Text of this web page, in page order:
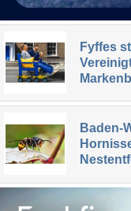
Fyffes
Baden-